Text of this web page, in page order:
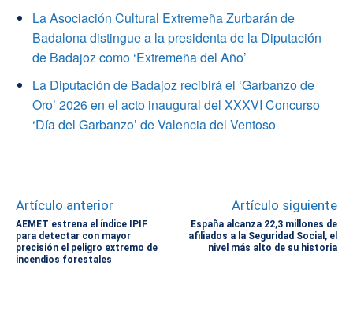
La Asociación Cultural Extremeña Zurbarán de
Badalona distingue a la presidenta de la Diputación
de Badajoz como ‘Extremeña del Año’
La Diputación de Badajoz recibirá el ‘Garbanzo de
Oro’ 2026 en el acto inaugural del XXXVI Concurso
‘Día del Garbanzo’ de Valencia del Ventoso
Artículo anterior
AEMET estrena el índice IPIF
para detectar con mayor
precisión el peligro extremo de
incendios forestales
Artículo siguiente
España alcanza 22,3 millones de
afiliados a la Seguridad Social, el
nivel más alto de su historia